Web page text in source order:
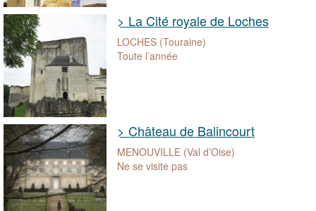
> La Cité royale de Loches
LOCHES (Touraine)
Toute l’année
> Château de Balincourt
MENOUVILLE (Val d’Oise)
Ne se visite pas